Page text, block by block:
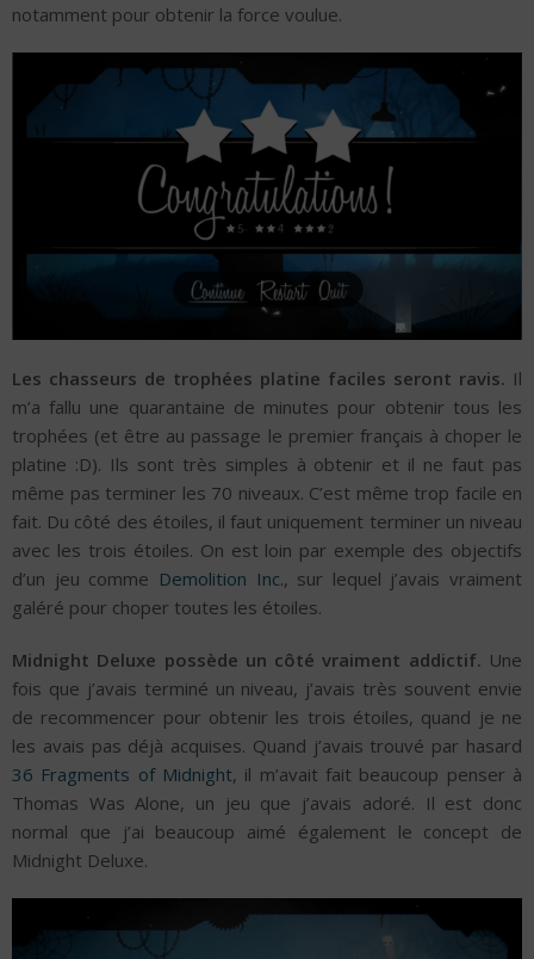
notamment pour obtenir la force voulue.
Les chasseurs de trophées platine faciles seront ravis. Il
m’a fallu une quarantaine de minutes pour obtenir tous les
trophées (et être au passage le premier français à choper le
platine :D). Ils sont très simples à obtenir et il ne faut pas
même pas terminer les 70 niveaux. C’est même trop facile en
fait. Du côté des étoiles, il faut uniquement terminer un niveau
avec les trois étoiles. On est loin par exemple des objectifs
d’un jeu comme Demolition Inc., sur lequel j’avais vraiment
galéré pour choper toutes les étoiles.
Midnight Deluxe possède un côté vraiment addictif. Une
fois que j’avais terminé un niveau, j’avais très souvent envie
de recommencer pour obtenir les trois étoiles, quand je ne
les avais pas déjà acquises. Quand j’avais trouvé par hasard
36 Fragments of Midnight, il m’avait fait beaucoup penser à
Thomas Was Alone, un jeu que j’avais adoré. Il est donc
normal que j’ai beaucoup aimé également le concept de
Midnight Deluxe.